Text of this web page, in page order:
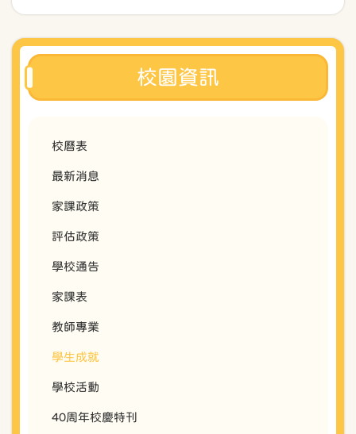
校園資訊
校曆表
最新消息
家課政策
評估政策
學校通告
家課表
教師專業
學生成就
學校活動
40周年校慶特刊